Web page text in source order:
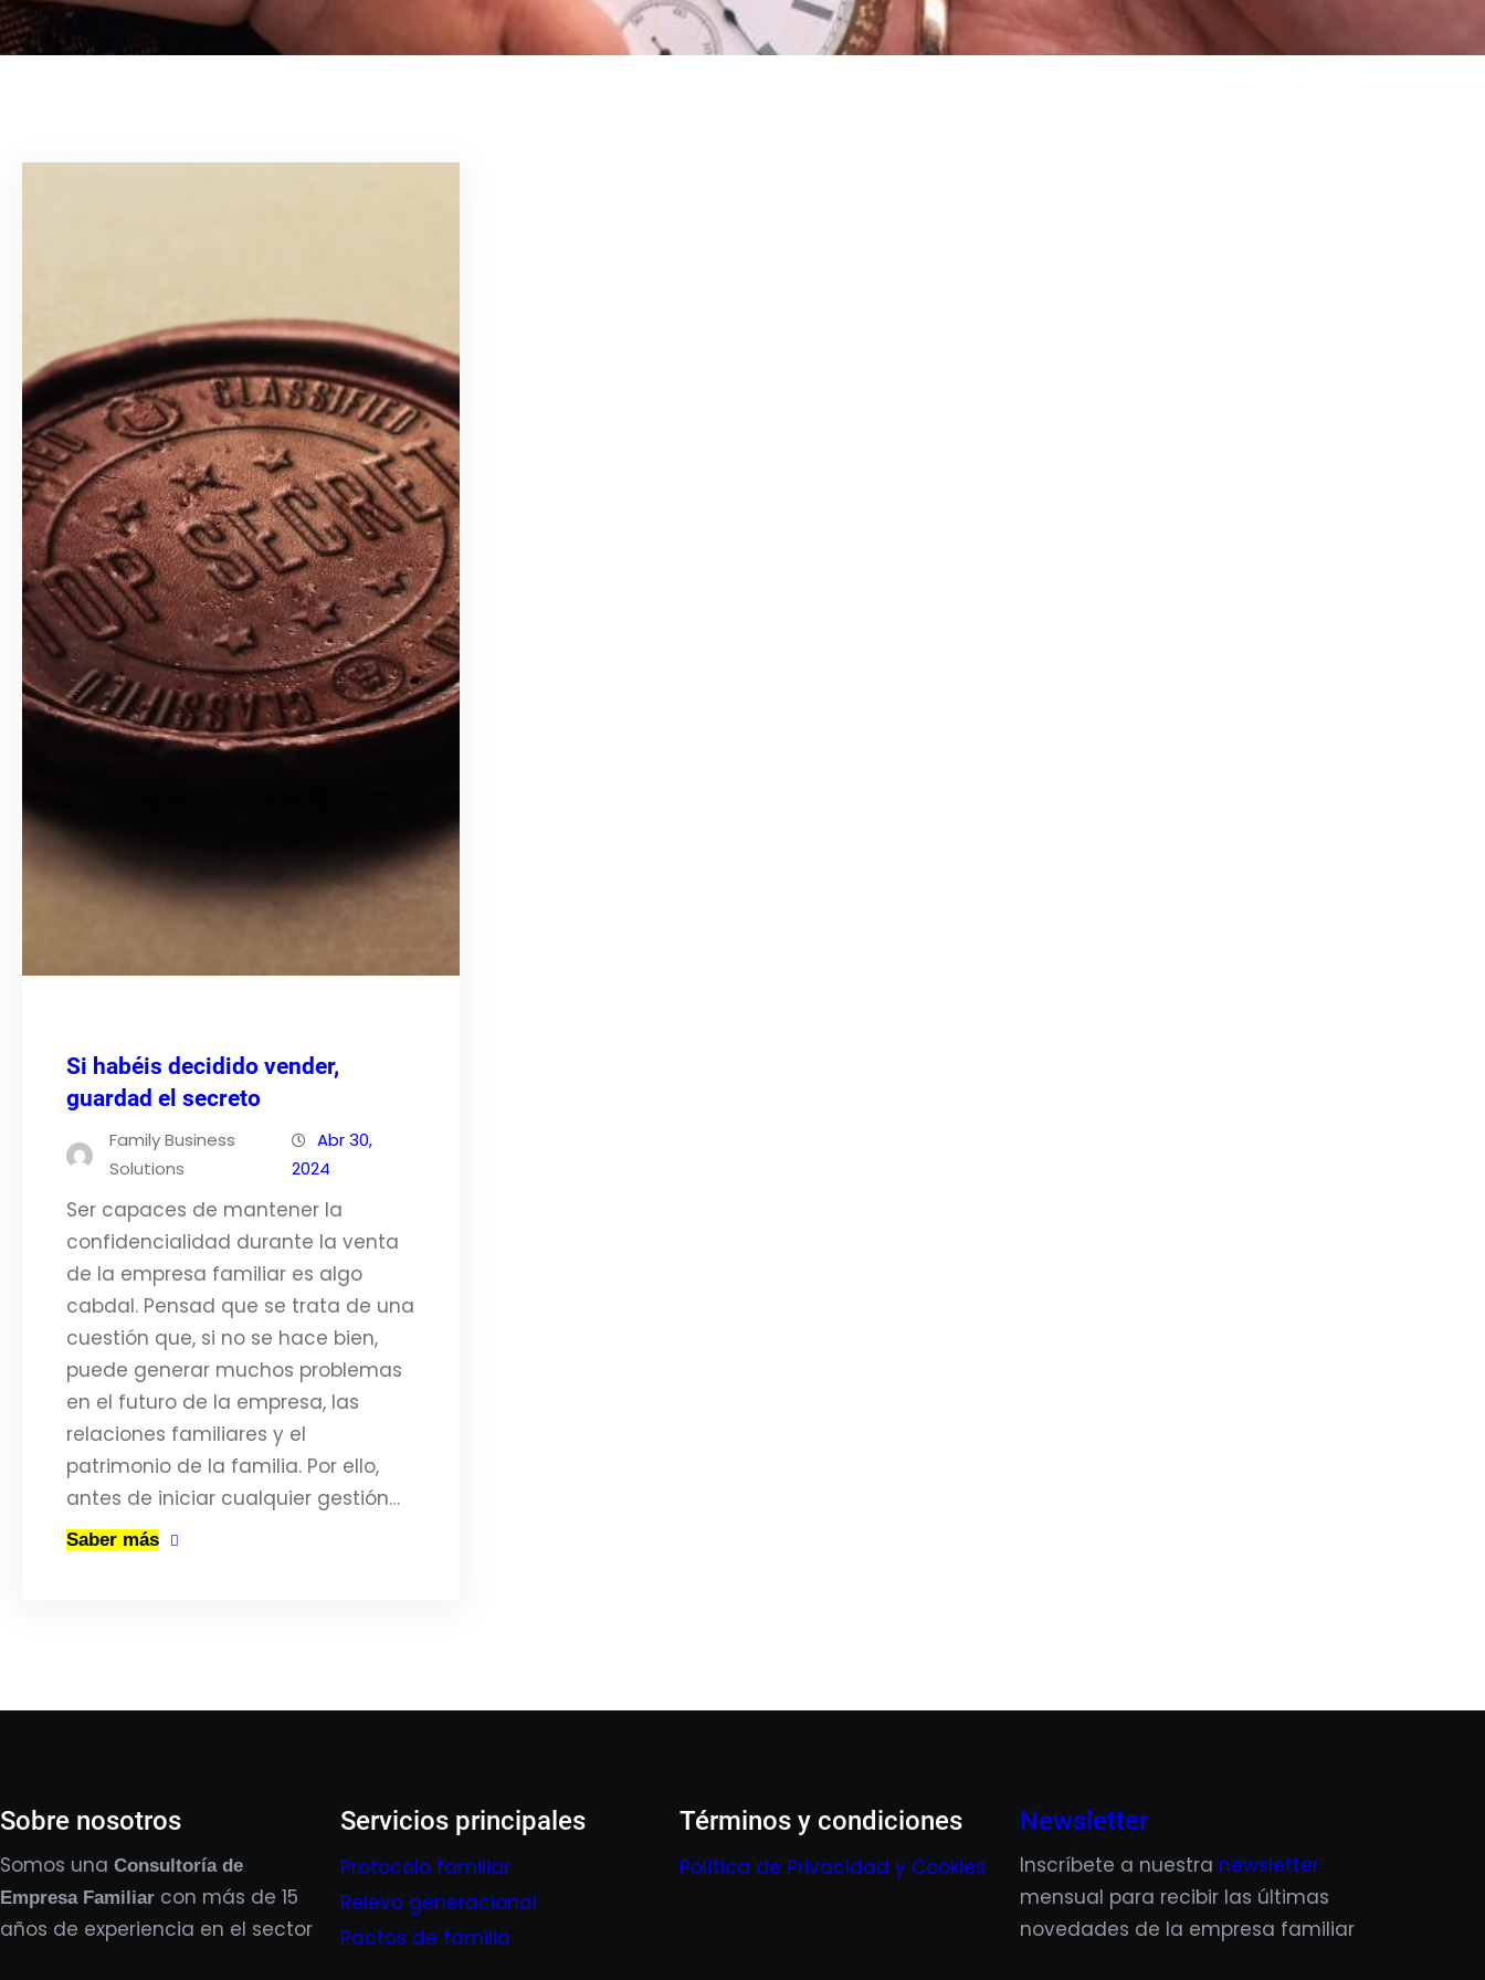
Si habéis decidido vender,
guardad el secreto
Family Business
Solutions
Abr 30,
2024
Ser capaces de mantener la
confidencialidad durante la venta
de la empresa familiar es algo
cabdal. Pensad que se trata de una
cuestión que, si no se hace bien,
puede generar muchos problemas
en el futuro de la empresa, las
relaciones familiares y el
patrimonio de la familia. Por ello,
antes de iniciar cualquier gestión…
Saber más
Sobre nosotros
Somos una Consultoría de
Empresa Familiar con más de 15
años de experiencia en el sector
Servicios principales
Protocolo familiar
Relevo generacional
Pactos de familia
Términos y condiciones
Política de Privacidad y Cookies
Newsletter
Inscríbete a nuestra newsletter
mensual para recibir las últimas
novedades de la empresa familiar